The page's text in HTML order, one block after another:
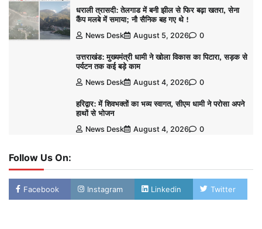
धराली त्रासदी: तेलगाड में बनी झील से फिर बढ़ा खतरा, सेना
कैंप मलबे में समाया; नौ सैनिक बह गए थे !
News Desk August 5, 2026 0
उत्तराखंड: मुख्यमंत्री धामी ने खोला विकास का पिटारा, सड़क से
पर्यटन तक कई बड़े काम
News Desk August 4, 2026 0
हरिद्वार: में शिवभक्तों का भव्य स्वागत, सीएम धामी ने परोसा अपने
हाथों से भोजन
News Desk August 4, 2026 0
Follow Us On:
Facebook Instagram Linkedin Twitter